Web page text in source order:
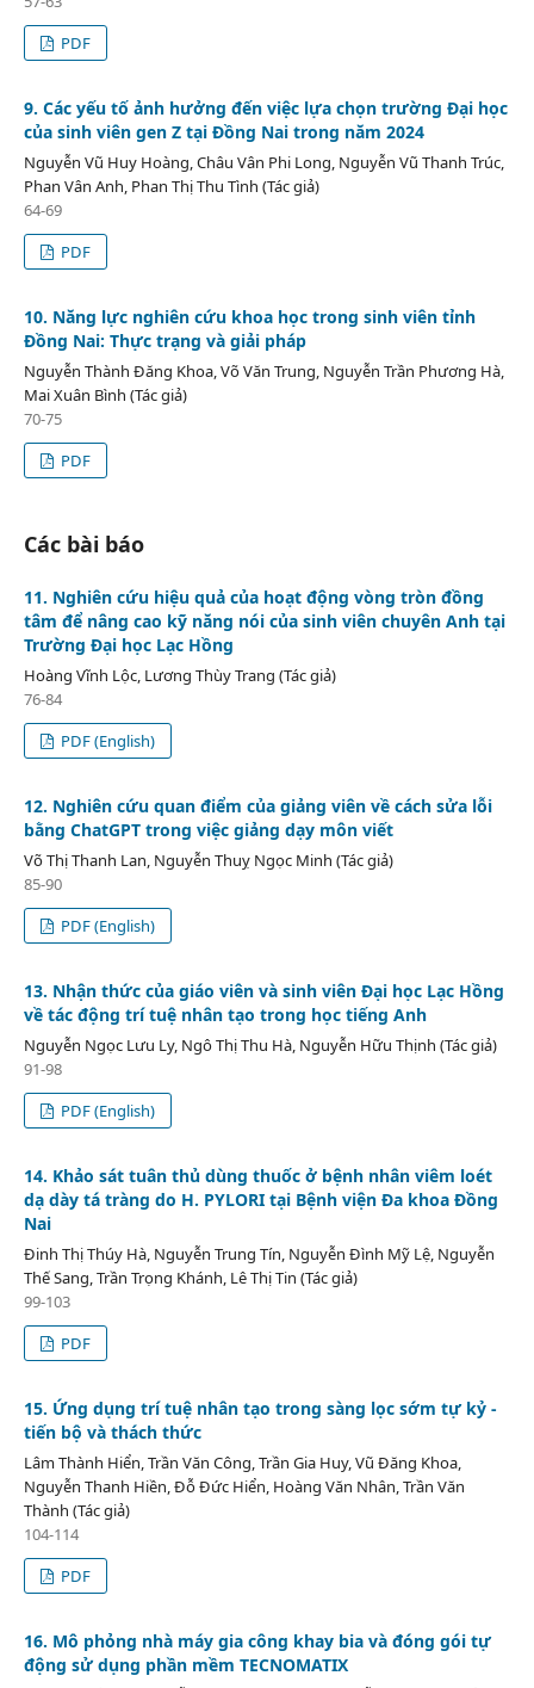
PDF
9. Các yếu tố ảnh hưởng đến việc lựa chọn trường Đại học
của sinh viên gen Z tại Đồng Nai trong năm 2024
Nguyễn Vũ Huy Hoàng, Châu Vân Phi Long, Nguyễn Vũ Thanh Trúc,
Phan Vân Anh, Phan Thị Thu Tình (Tác giả)
64-69
PDF
10. Năng lực nghiên cứu khoa học trong sinh viên tỉnh
Đồng Nai: Thực trạng và giải pháp
Nguyễn Thành Đăng Khoa, Võ Văn Trung, Nguyễn Trần Phương Hà,
Mai Xuân Bình (Tác giả)
70-75
PDF
Các bài báo
11. Nghiên cứu hiệu quả của hoạt động vòng tròn đồng
tâm để nâng cao kỹ năng nói của sinh viên chuyên Anh tại
Trường Đại học Lạc Hồng
Hoàng Vĩnh Lộc, Lương Thùy Trang (Tác giả)
76-84
PDF (English)
12. Nghiên cứu quan điểm của giảng viên về cách sửa lỗi
bằng ChatGPT trong việc giảng dạy môn viết
Võ Thị Thanh Lan, Nguyễn Thuỵ Ngọc Minh (Tác giả)
85-90
PDF (English)
13. Nhận thức của giáo viên và sinh viên Đại học Lạc Hồng
về tác động trí tuệ nhân tạo trong học tiếng Anh
Nguyễn Ngọc Lưu Ly, Ngô Thị Thu Hà, Nguyễn Hữu Thịnh (Tác giả)
91-98
PDF (English)
14. Khảo sát tuân thủ dùng thuốc ở bệnh nhân viêm loét
dạ dày tá tràng do H. PYLORI tại Bệnh viện Đa khoa Đồng
Nai
Đinh Thị Thúy Hà, Nguyễn Trung Tín, Nguyễn Đình Mỹ Lệ, Nguyễn
Thế Sang, Trần Trọng Khánh, Lê Thị Tin (Tác giả)
99-103
PDF
15. Ứng dụng trí tuệ nhân tạo trong sàng lọc sớm tự kỷ -
tiến bộ và thách thức
Lâm Thành Hiển, Trần Văn Công, Trần Gia Huy, Vũ Đăng Khoa,
Nguyễn Thanh Hiền, Đỗ Đức Hiển, Hoàng Văn Nhân, Trần Văn
Thành (Tác giả)
104-114
PDF
16. Mô phỏng nhà máy gia công khay bia và đóng gói tự
động sử dụng phần mềm TECNOMATIX